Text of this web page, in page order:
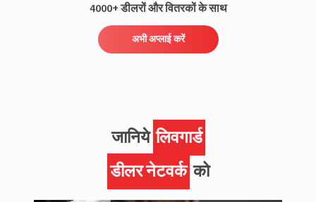
4000+ डीलरों और वितरकों के साथ
अभी अप्लाई करें
जानियेलिवगार्ड
डीलर नेटवर्क को